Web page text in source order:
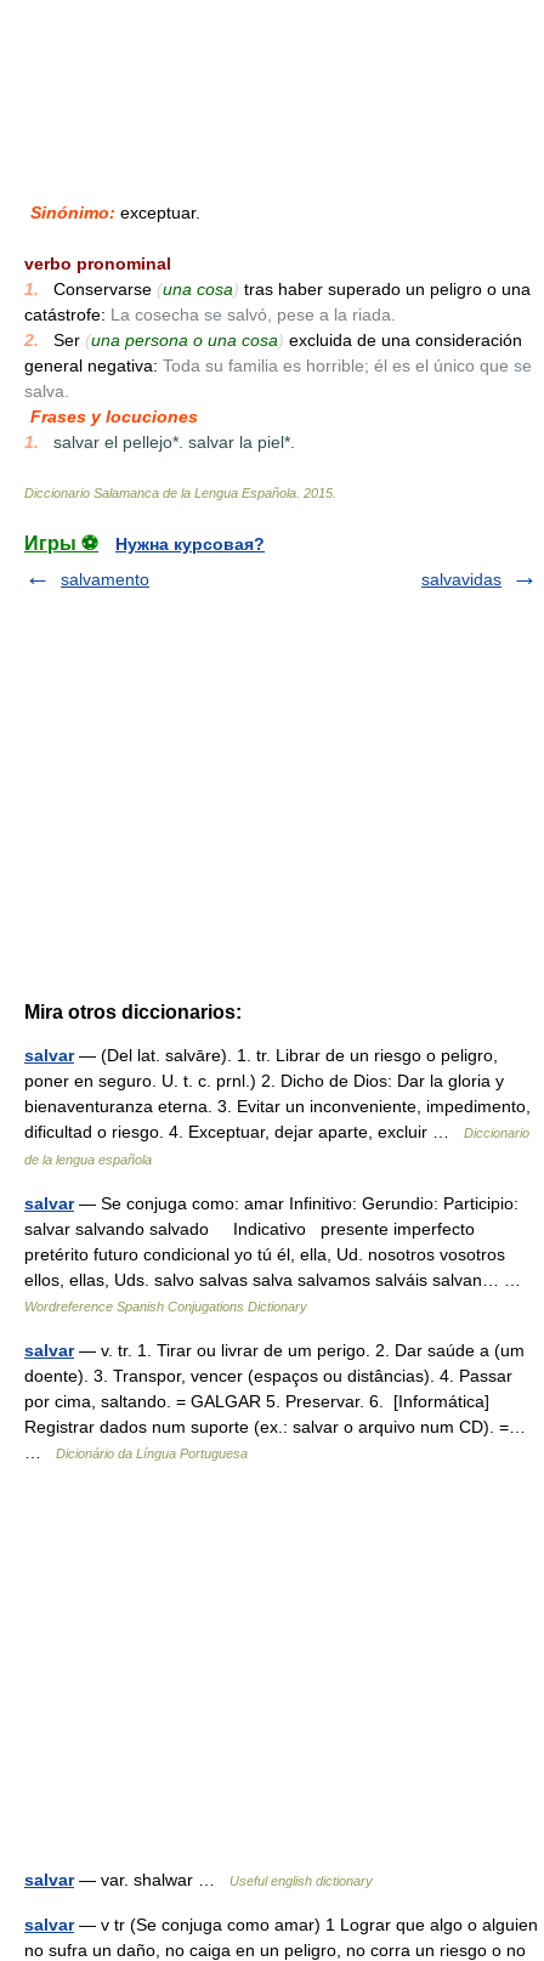
Sinónimo: exceptuar.
verbo pronominal
1.
Conservarse (una cosa) tras haber superado un peligro o una
catástrofe: La cosecha se salvó, pese a la riada.
2.
Ser (una persona o una cosa) excluida de una consideración
general negativa: Toda su familia es horrible; él es el único que se
salva.
Frases y locuciones
1.
salvar el pellejo*. salvar la piel*.
Diccionario Salamanca de la Lengua Española 2015
Игры ⚽
Нужна курсовая?
salvamento
salvavidas
Mira otros diccionarios:
salvar— (Del lat. salvāre). 1. tr. Librar de un riesgo o peligro,
poner en seguro. U. t. c. prnl.) 2. Dicho de Dios: Dar la gloria y
bienaventuranza eterna. 3. Evitar un inconveniente, impedimento,
dificultad o riesgo. 4. Exceptuar, dejar aparte, excluir …
Diccionario
de la lengua española
salvar— Se conjuga como: amar Infinitivo: Gerundio: Participio:
salvar salvando salvado Indicativo presente imperfecto
pretérito futuro condicional yo tú él, ella, Ud. nosotros vosotros
ellos, ellas, Uds. salvo salvas salva salvamos salváis salvan… …
Wordreference Spanish Conjugations Dictionary
salvar— v. tr. 1. Tirar ou livrar de um perigo. 2. Dar saúde a (um
doente). 3. Transpor, vencer (espaços ou distâncias). 4. Passar
por cima, saltando. = GALGAR 5. Preservar. 6. [Informática]
Registrar dados num suporte (ex.: salvar o arquivo num CD). =…
Dicionário da Língua Portuguesa
salvar— var. shalwar … Useful english dictionary
salvar— v tr (Se conjuga como amar) 1 Lograr que algo o alguien
no sufra un daño, no caiga en un peligro, no corra un riesgo o no